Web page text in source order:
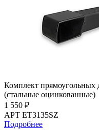
Комплект прямоугольных
(стальные оцинкованные)
1 550 ₽
АРТ ET3135SZ
Подробнее